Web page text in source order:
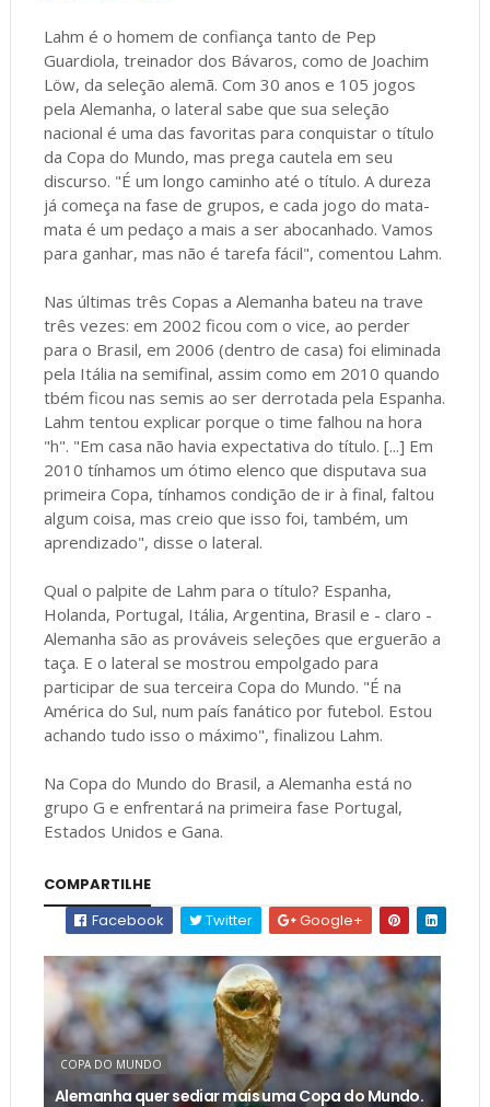
Lahm é o homem de confiança tanto de Pep
Guardiola, treinador dos Bávaros, como de Joachim
Löw, da seleção alemã. Com 30 anos e 105 jogos
pela Alemanha, o lateral sabe que sua seleção
nacional é uma das favoritas para conquistar o título
da Copa do Mundo, mas prega cautela em seu
discurso. "É um longo caminho até o título. A dureza
já começa na fase de grupos, e cada jogo do mata-
mata é um pedaço a mais a ser abocanhado. Vamos
para ganhar, mas não é tarefa fácil", comentou Lahm.
Nas últimas três Copas a Alemanha bateu na trave
três vezes: em 2002 ficou com o vice, ao perder
para o Brasil, em 2006 (dentro de casa) foi eliminada
pela Itália na semifinal, assim como em 2010 quando
tbém ficou nas semis ao ser derrotada pela Espanha.
Lahm tentou explicar porque o time falhou na hora
"h". "Em casa não havia expectativa do título. [...] Em
2010 tínhamos um ótimo elenco que disputava sua
primeira Copa, tínhamos condição de ir à final, faltou
algum coisa, mas creio que isso foi, também, um
aprendizado", disse o lateral.
Qual o palpite de Lahm para o título? Espanha,
Holanda, Portugal, Itália, Argentina, Brasil e - claro -
Alemanha são as prováveis seleções que erguerão a
taça. E o lateral se mostrou empolgado para
participar de sua terceira Copa do Mundo. "É na
América do Sul, num país fanático por futebol. Estou
achando tudo isso o máximo", finalizou Lahm.
Na Copa do Mundo do Brasil, a Alemanha está no
grupo G e enfrentará na primeira fase Portugal,
Estados Unidos e Gana.
COMPARTILHE
Facebook
Twitter Google+
COPA DO MUNDO
Alemanha quer sediar mais uma Copa do Mundo.